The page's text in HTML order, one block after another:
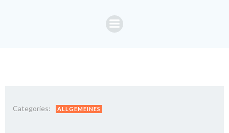
Inhalt
springen
Categories: ALLGEMEINES